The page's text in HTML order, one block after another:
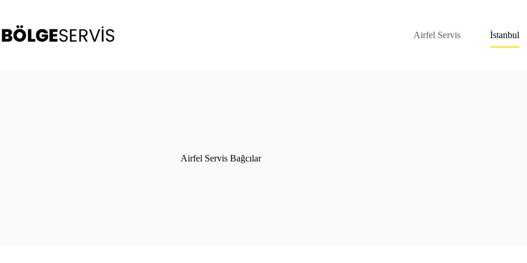
content
Airfel Servis
İstanbul
Airfel Servis Bağcılar